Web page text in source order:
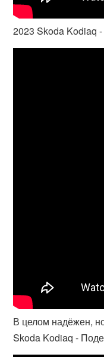
2023 Skoda Kodiaq
В целом надёжен,
Skoda Kodiaq -